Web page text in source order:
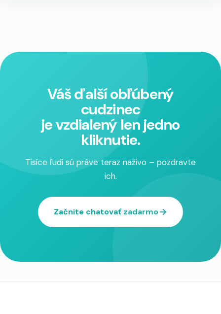
Váš ďalší obľúbený
cudzinec
je vzdialený len jedno
kliknutie.
Tisíce ľudí sú práve teraz naživo – pozdravte
ich.
Začnite chatovať zadarmo